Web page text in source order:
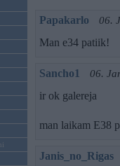
Papakarlo 06.
Man e34 patiik!
Sancho1 06.
ir ok galereja
man laikam E38
Janis_no_Rigas